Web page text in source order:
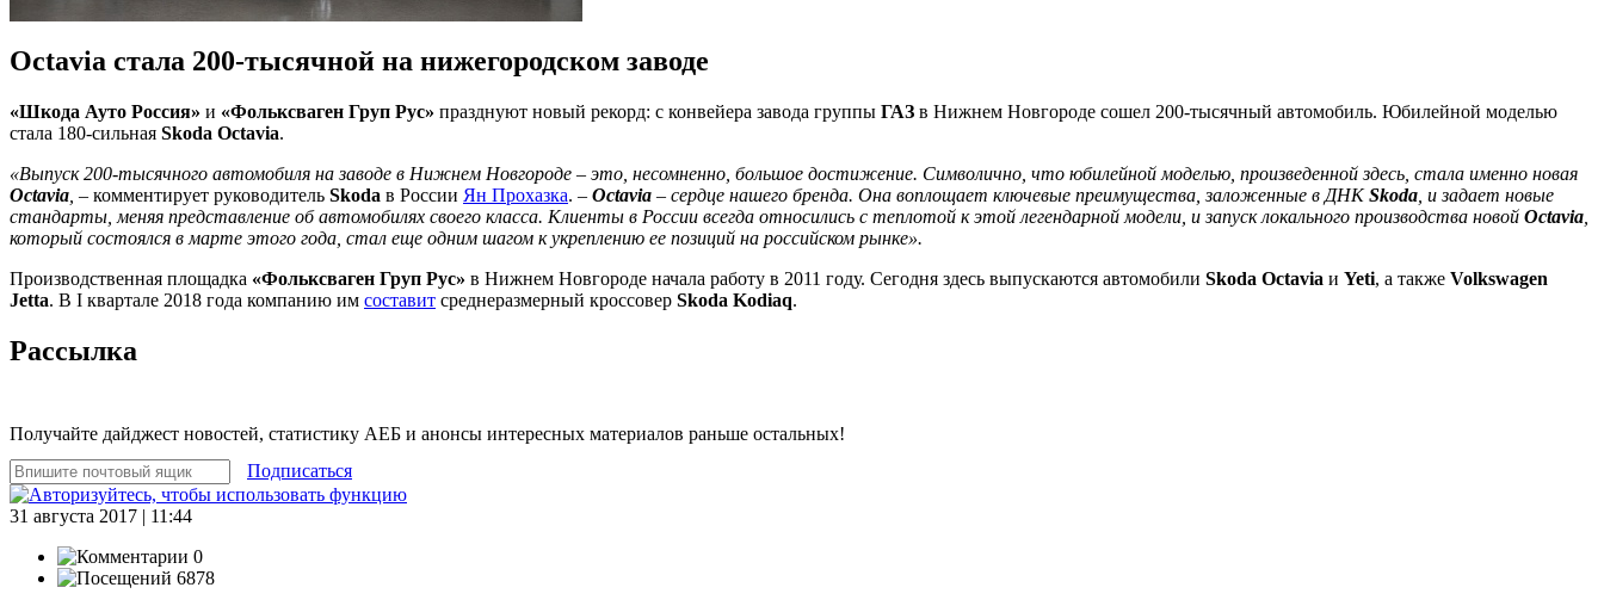
Octavia стала 200-тысячной на нижегородском заводе
«Шкода Ауто Россия» и «Фольксваген Груп Рус» празднуют новый рекорд: с конвейера завода группы ГАЗ в Нижнем Новгороде сошел 200-тысячный автомобиль. Юбилейной моделью
стала 180-сильная Skoda Octavia.
«Выпуск 200-тысячного автомобиля на заводе в Нижнем Новгороде – это, несомненно, большое достижение. Символично, что юбилейной моделью, произведенной здесь, стала именно новая
Octavia – комментирует руководитель Skoda в России Ян Прохазка. – Octavia – сердце нашего бренда. Она воплощает ключевые преимущества, заложенные в ДНКSkoda , и задает новые
стандарты, меняя представление об автомобилях своего класса. Клиенты в России всегда относились с теплотой к этой легендарной модели, и запуск локального производства новой Octavia
который состоялся в марте этого года, стал еще одним шагом к укреплению ее позиций на российском рынке».
Производственная площадка «Фольксваген Груп Рус» в Нижнем Новгороде начала работу в 2011 году. Сегодня здесь выпускаются автомобили Skoda Octavia и Yeti, а также Volkswagen
Jetta. В I квартале 2018 года компанию им составит среднеразмерный кроссовер Skoda Kodiaq.
Рассылка
Получайте дайджест новостей, статистику АЕБ и анонсы интересных материалов раньше остальных!
Подписаться
31 августа 2017 | 11:44
0
6878